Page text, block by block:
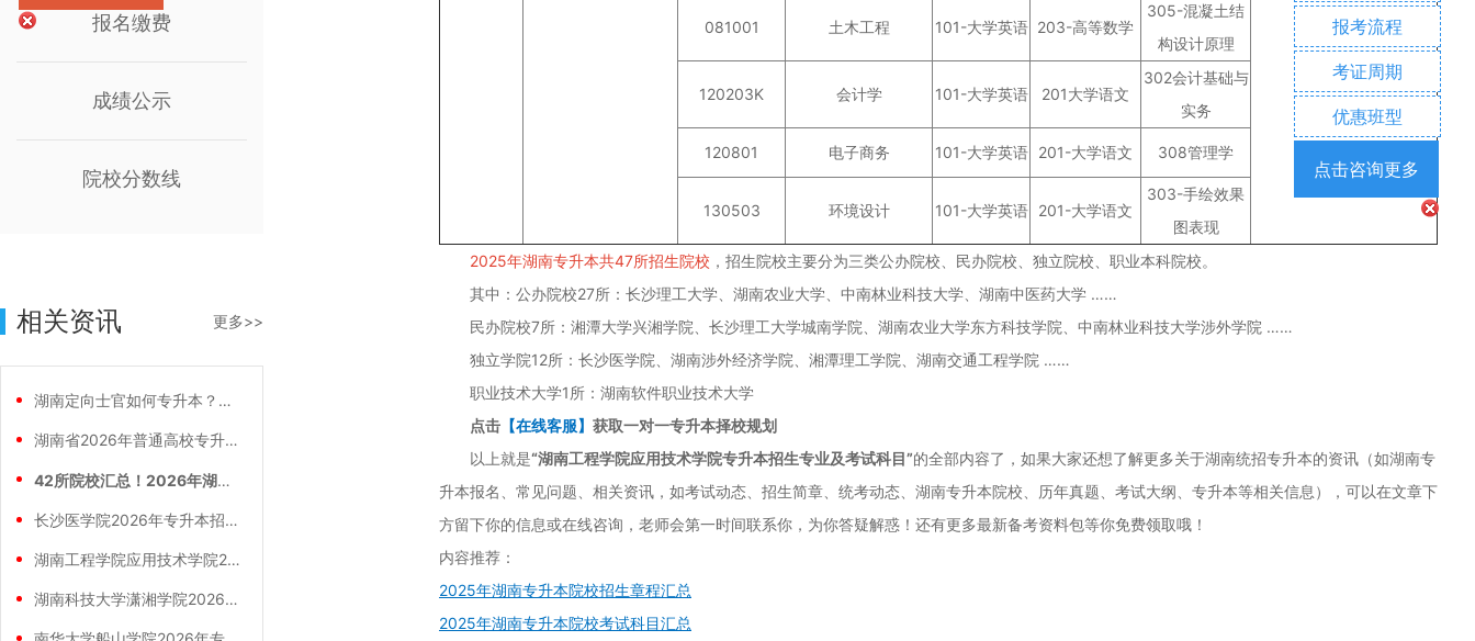
报名缴费
成绩公示
院校分数线
相关资讯 更多>>
湖南定向士官如何专升本？两条核心路径需要
湖南省2026年普通高校专升本免试计划征
42所院校汇总！2026年湖南专升本院校
长沙医学院2026年专升本招生计划正式公
湖南工程学院应用技术学院2026年专升本
湖南科技大学潇湘学院2026年专升本招生
081001 土木工程 101-大学英语 203-高等数学
305-混凝土结
构设计原理
120203K 会计学 101-大学英语 201大学语文
302会计基础与
实务
120801 电子商务 101-大学英语 201-大学语文 308管理学
130503 环境设计 101-大学英语 201-大学语文
303-手绘效果
图表现
2025年湖南专升本共47所招生院校 ，招生院校主要分为三类公办院校、民办院校、独立院校、职业本科院校。
其中：公办院校27所：长沙理工大学、湖南农业大学、中南林业科技大学、湖南中医药大学 ……
民办院校7所：湘潭大学兴湘学院、长沙理工大学城南学院、湖南农业大学东方科技学院、中南林业科技大学涉外学院 ……
独立学院12所：长沙医学院、湖南涉外经济学院、湘潭理工学院、湖南交通工程学院 ……
职业技术大学1所：湖南软件职业技术大学
点击 【在线客服】 获取一对一专升本择校规划
以上就是“湖南工程学院应用技术学院专升本招生专业及考试科目”的全部内容了，如果大家还想了解更多关于湖南统招专升本的资讯（如湖南专
升本报名、常见问题、相关资讯，如考试动态、招生简章、统考动态、湖南专升本院校、历年真题、考试大纲、专升本等相关信息），可以在文章下
方留下你的信息或在线咨询，老师会第一时间联系你，为你答疑解惑！还有更多最新备考资料包等你免费领取哦！
内容推荐：
2025年湖南专升本院校招生章程汇总
2025年湖南专升本院校考试科目汇总
报考流程
考证周期
优惠班型
点击咨询更多